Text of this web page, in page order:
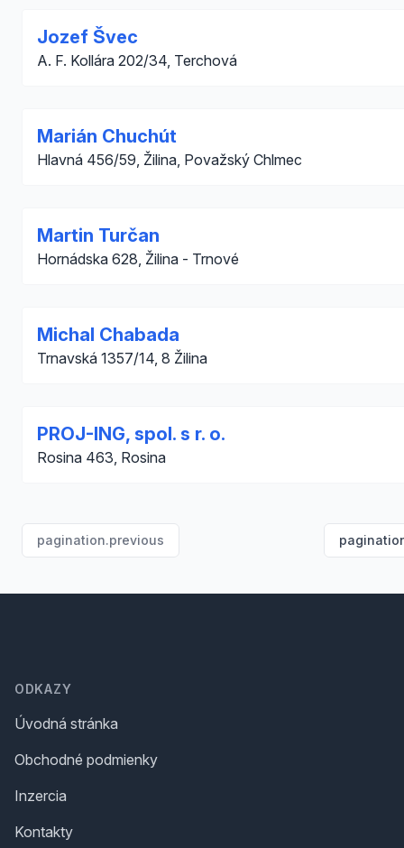
Jozef Švec
A. F. Kollára 202/34, Terchová
Marián Chuchút
Hlavná 456/59, Žilina, Považský Chlmec
Martin Turčan
Hornádska 628, Žilina - Trnové
Michal Chabada
Trnavská 1357/14, 8 Žilina
PROJ-ING, spol. s r. o.
Rosina 463, Rosina
pagination.previous
ODKAZY
Úvodná stránka
Obchodné podmienky
Inzercia
Kontakty